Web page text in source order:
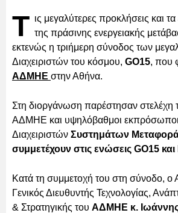
Τ ις μεγαλύτερες προκλήσεις και
της πράσινης ενεργειακής
εκτενώς η τριήμερη σύνοδος των
Διαχειριστών του κόσμου, GO15, που
ΑΔΜΗΕ στην Αθήνα.
Στη διοργάνωση παρέστησαν στελέχη
ΑΔΜΗΕ και υψηλόβαθμοι
Διαχειριστών Συστημάτων
συμμετέχουν στις ενώσεις GO15
Κατά τη συμμετοχή του στη σύνοδο, ο
Γενικός Διευθυντής Τεχνολογίας,
& Στρατηγικής του ΑΔΜΗΕ κ.